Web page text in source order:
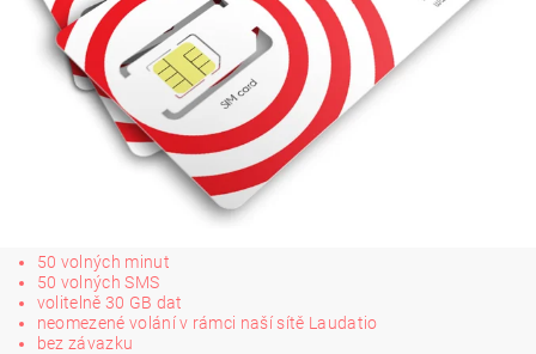
50 volných minut
50 volných SMS
volitelně 30 GB dat
neomezené volání v rámci naší sítě Laudatio
bez závazku